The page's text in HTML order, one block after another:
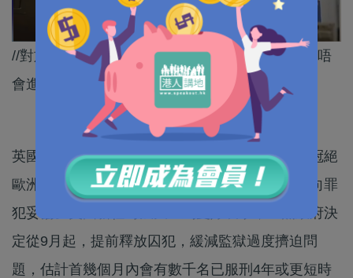
//對於提早釋放囚犯，英國社會反應相當兩極，會唔
會進一步加劇社會對立，亂上加亂？//
英國犯罪率全歐洲最高，監獄囚禁的罪犯人數亦冠絕
歐洲各國，牢房人滿為患，已令執法部門不得不向罪
犯妥協。英國新任司法大臣馬曼婷表示，工黨政府決
定從9月起，提前釋放囚犯，緩減監獄過度擠迫問
題，估計首幾個月內會有數千名已服刑4年或更短時